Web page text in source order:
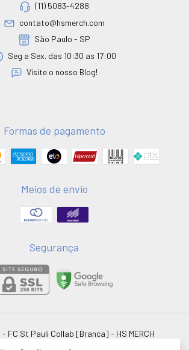
(11) 5083-4288
contato@hsmerch.com
São Paulo - SP
Seg a Sex. das 10:30 as 17:00
Visite o nosso Blog!
Formas de pagamento
Meios de envio
Segurança
- FC St Pauli Collab [Branca] - HS MERCH